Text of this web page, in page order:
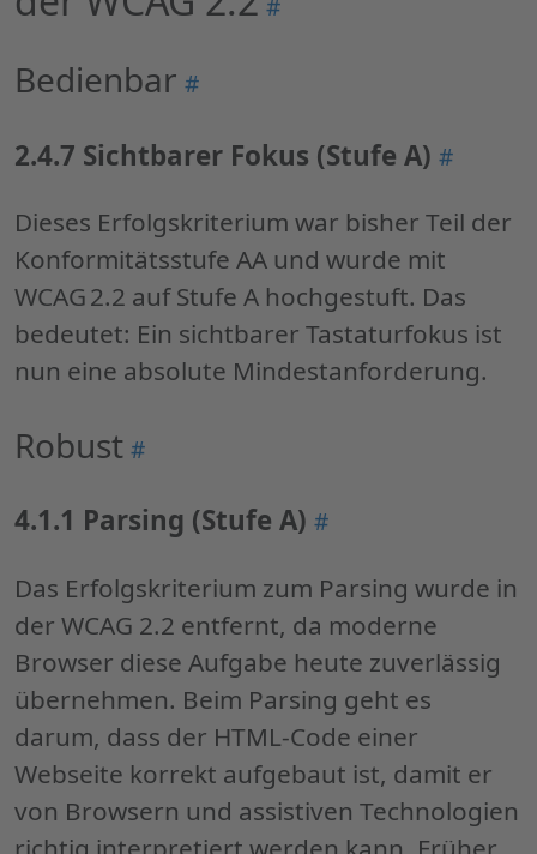
2.2"
#
Bedienbar Permalink
#
2.4.7 Sichtbarer Fokus (Stufe A)
Fokus
(Stufe
#
Dieses Erfolgskriterium war bisher Teil der
Konformitätsstufe AA und wurde mit
WCAG 2.2 auf Stufe A hochgestuft. Das
bedeutet: Ein sichtbarer Tastaturfokus ist
nun eine absolute Mindestanforderung.
Robust Permalink
#
4.1.1 Parsing (Stufe A) Permalink
Parsing
(Stufe
A)"
#
Das Erfolgskriterium zum Parsing wurde in
der WCAG 2.2 entfernt, da moderne
Browser diese Aufgabe heute zuverlässig
übernehmen. Beim Parsing geht es
darum, dass der HTML-Code einer
Webseite korrekt aufgebaut ist, damit er
von Browsern und assistiven Technologien